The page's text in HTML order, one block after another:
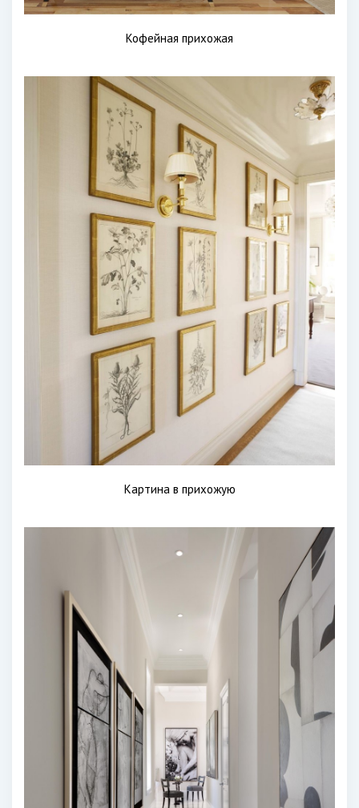
Кофейная прихожая
Картина в прихожую